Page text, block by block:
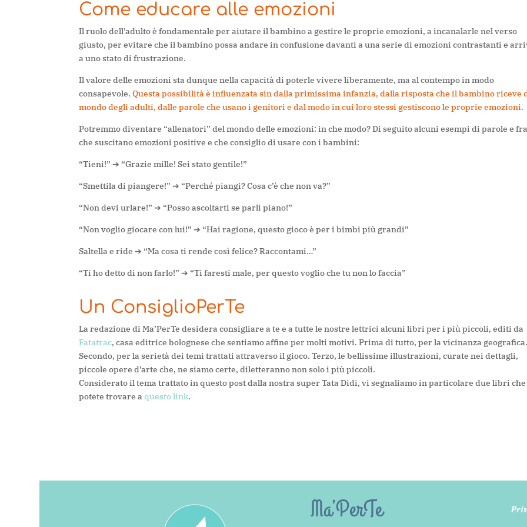
Come educare alle emozioni
Il ruolo dell’adulto è fondamentale per aiutare il bambino a gestire le proprie emozioni, a incanalarle nel verso
giusto, per evitare che il bambino possa andare in confusione davanti a una serie di emozioni contrastanti e
a uno stato di frustrazione.
Il valore delle emozioni sta dunque nella capacità di poterle vivere liberamente, ma al contempo in modo
consapevole.Questa possibilità è influenzata sin dalla primissima infanzia, dalla risposta che il bambino riceve
mondo degli adulti, dalle parole che usano i genitori e dal modo in cui loro stessi gestiscono le proprie emozioni.
Potremmo diventare “allenatori” del mondo delle emozioni: in che modo? Di seguito alcuni esempidi parole e
che suscitano emozioni positive e che consiglio di usare con i bambini:
“Tieni!” ➔ “Grazie mille! Sei stato gentile!”
“Smettila di piangere!” ➔ “Perché piangi? Cosa c’è che non va?”
“Non devi urlare!” ➔ “Posso ascoltarti se parli piano!”
“Non voglio giocare con lui!” ➔ “Hai ragione, questo gioco è per i bimbi più grandi”
Saltella e ride ➔ “Ma cosa ti rende così felice? Raccontami…”
“Ti ho detto di non farlo!” ➔ “Ti faresti male, per questo voglio che tu non lo faccia”
Un ConsiglioPerTe
La redazione di Ma’PerTe desidera consigliare a te e a tutte le nostre lettrici alcuni libri per i piùpiccoli, editi da
Fatatrac, casa editrice bolognese che sentiamo affine per molti motivi. Prima di tutto, per la vicinanza geografica.
Secondo, per la serietà dei temi trattati attraverso il gioco. Terzo,le bellissime illustrazioni, curate nei dettagli,
piccole opere d’arte che, ne siamo certe, diletterannonon solo i più piccoli.
Considerato il tema trattato in questo post dalla nostra super Tata Didi, vi segnaliamo in particolare due libri che
potete trovare aquesto link.
Ma’PerTe